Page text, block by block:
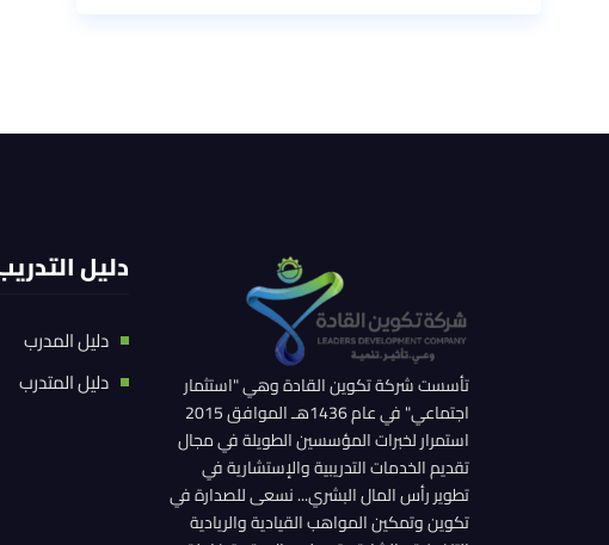
تأسست شركة تكوين القادة وهي "استثمار
اجتماعي" في عام 1436هـ الموافق 2015
استمرار لخبرات المؤسسين الطويلة في مجال
تقديم الخدمات التدريبية والإستشارية في
تطوير رأس المال البشري... نسعى للصدارة في
تكوين وتمكين المواهب القيادية والريادية
دليل
دليل المدرب
دليل المتدرب